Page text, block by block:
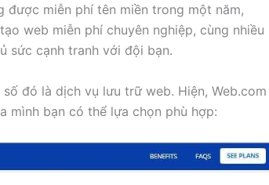
miễn phí tên miền trong một năm,
web miễn phí chuyên nghiệp, cùng nhiều
sức cạnh tranh với đội bạn.
đó là dịch vụ lưu trữ web. Hiện, Web.com
mình bạn có thể lựa chọn phù hợp: